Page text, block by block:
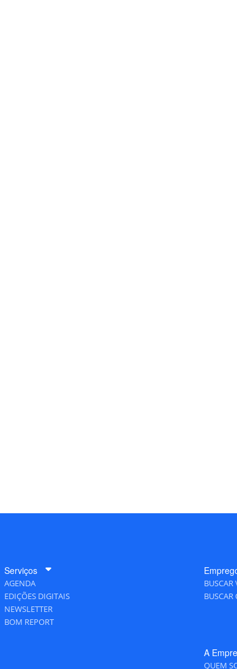
Serviços
AGENDA
EDIÇÕES DIGITAIS
NEWSLETTER
BOM REPORT
BUSCAR
BUSCAR
A
QUEM